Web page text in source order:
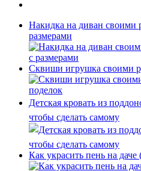
Накидка на диван своими
размерами
Сквиши игрушка своими
Детская кровать из
чтобы сделать самому
Как украсить пень на